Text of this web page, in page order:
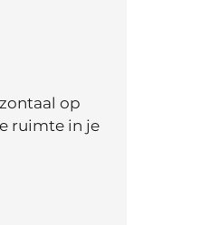
op
ruimte in je